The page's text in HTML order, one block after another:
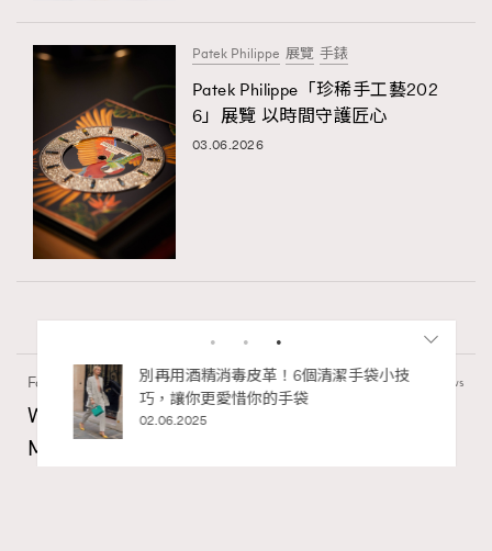
Patek Philippe 展覽 手錶
Patek Philippe「珍稀手工藝202
6」展覽 以時間守護匠心
03.06.2026
Fashion 1.57k views
Watches and Wonders 2026: CHANEL全新
Mademoiselle Privé Bouton Lion獅子系列戒指
的顯
別再用酒精消毒皮革！6個清潔手袋小技
巧，讓你更愛惜你的手袋
02.06.2025